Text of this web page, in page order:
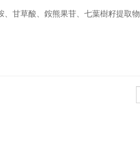
、甘草酸、銨熊果苷、七葉樹籽提取物